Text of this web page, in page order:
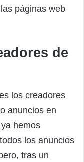
páginas web
de
los creadores
anuncios en
hemos
los anuncios
tras un